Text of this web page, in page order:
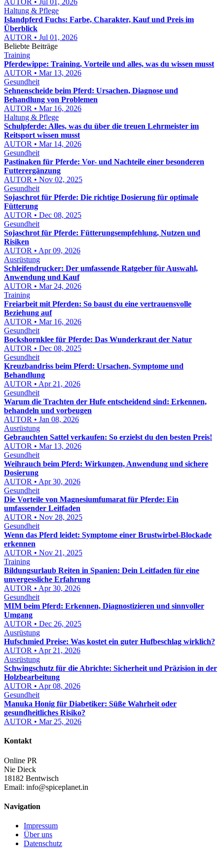
AUTOR • Jul 01, 2026
Haltung & Pflege
Islandpferd Fuchs: Farbe, Charakter, Kauf und Preis im
Überblick
AUTOR • Jul 01, 2026
Beliebte Beiträge
Training
Pferdewippe: Training, Vorteile und alles, was du wissen musst
AUTOR • Mar 13, 2026
Gesundheit
Sehnenscheide beim Pferd: Ursachen, Diagnose und
Behandlung von Problemen
AUTOR • Mar 16, 2026
Haltung & Pflege
Schulpferde: Alles, was du über die treuen Lehrmeister im
Reitsport wissen musst
AUTOR • Mar 14, 2026
Gesundheit
Pastinaken für Pferde: Vor- und Nachteile einer besonderen
Futterergänzung
AUTOR • Nov 02, 2025
Gesundheit
Sojaschrot für Pferde: Die richtige Dosierung für optimale
Fütterung
AUTOR • Dec 08, 2025
Gesundheit
Sojaschrot für Pferde: Fütterungsempfehlung, Nutzen und
Risiken
AUTOR • Apr 09, 2026
Ausrüstung
Schleifendrucker: Der umfassende Ratgeber für Auswahl,
Anwendung und Kauf
AUTOR • Mar 24, 2026
Training
Freiarbeit mit Pferden: So baust du eine vertrauensvolle
Beziehung auf
AUTOR • Mar 16, 2026
Gesundheit
Bockshornklee für Pferde: Das Wunderkraut der Natur
AUTOR • Dec 08, 2025
Gesundheit
Kreuzbandriss beim Pferd: Ursachen, Symptome und
Behandlung
AUTOR • Apr 21, 2026
Gesundheit
Warum die Trachten der Hufe entscheidend sind: Erkennen,
behandeln und vorbeugen
AUTOR • Jan 08, 2026
Ausrüstung
Gebrauchten Sattel verkaufen: So erzielst du den besten Preis!
AUTOR • Mar 13, 2026
Gesundheit
Weihrauch beim Pferd: Wirkungen, Anwendung und sichere
Dosierung
AUTOR • Apr 30, 2026
Gesundheit
Die Vorteile von Magnesiumfumarat für Pferde: Ein
umfassender Leitfaden
AUTOR • Nov 28, 2025
Gesundheit
Wenn das Pferd leidet: Symptome einer Brustwirbel-Blockade
erkennen
AUTOR • Nov 21, 2025
Training
Bildungsurlaub Reiten in Spanien: Dein Leitfaden für eine
unvergessliche Erfahrung
AUTOR • Apr 30, 2026
Gesundheit
MIM beim Pferd: Erkennen, Diagnostizieren und sinnvoller
Umgang
AUTOR • Dec 26, 2025
Ausrüstung
Hufschmied Preise: Was kostet ein guter Hufbeschlag wirklich?
AUTOR • Apr 21, 2026
Ausrüstung
Schwingschutz für die Abrichte: Sicherheit und Präzision in der
Holzbearbeitung
AUTOR • Apr 08, 2026
Gesundheit
Manuka Honig für Diabetiker: Süße Wahrheit oder
gesundheitliches Risiko?
AUTOR • Mar 25, 2026
Kontakt
Online PR
Nie Dieck
18182 Bentwisch
Email: info@spiceplanet.in
Navigation
Impressum
Über uns
Datenschutz